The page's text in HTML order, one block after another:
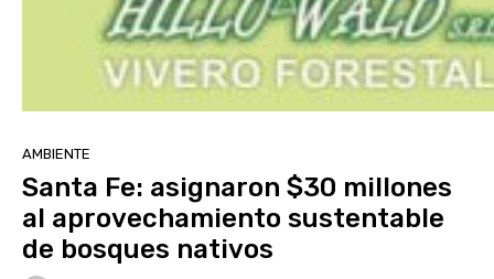
AMBIENTE
Santa Fe: asignaron $30 millones
al aprovechamiento sustentable
de bosques nativos